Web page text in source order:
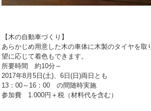
【木の自動車づくり】
あらかじめ用意した木の車体に木製のタイヤを
望に応じて着色もできます。
所要時間 約10分～
2017年8月5日(土)、6日(日)両日とも
13：00～16：00 の間随時実施
参加費 1.000円＋税（材料代を含む）